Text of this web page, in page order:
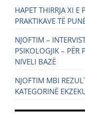
HAPET THIRRJA XI E
PRAKTIKAVE TË
NJOFTIM –
PSIKOLOGJIK – PËR
NIVELI BAZË
NJOFTIM MBI
KATEGORINË